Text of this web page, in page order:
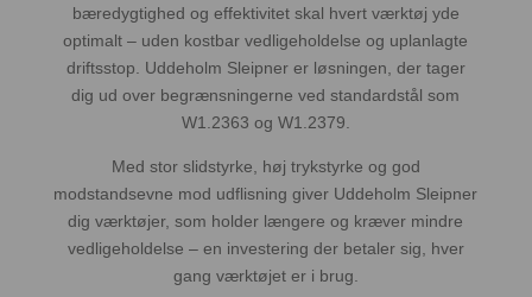
bæredygtighed og effektivitet skal hvert værktøj yde
optimalt – uden kostbar vedligeholdelse og uplanlagte
driftsstop. Uddeholm Sleipner er løsningen, der tager
dig ud over begrænsningerne ved standardstål som
W1.2363 og W1.2379.
Med stor slidstyrke, høj trykstyrke og god
modstandsevne mod udflisning giver Uddeholm Sleipner
dig værktøjer, som holder længere og kræver mindre
vedligeholdelse – en investering der betaler sig, hver
gang værktøjet er i brug.